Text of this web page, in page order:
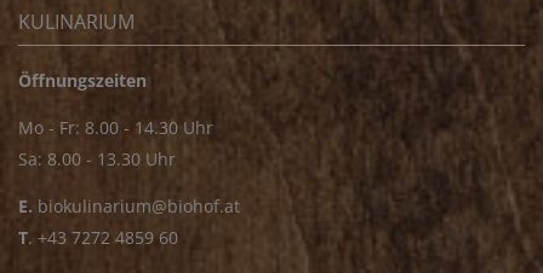
KULINARIUM
Öffnungszeiten
Mo - Fr: 8.00 - 14.30 Uhr
Sa: 8.00 - 13.30 Uhr
E. biokulinarium@biohof.at
T. +43 7272 4859 60